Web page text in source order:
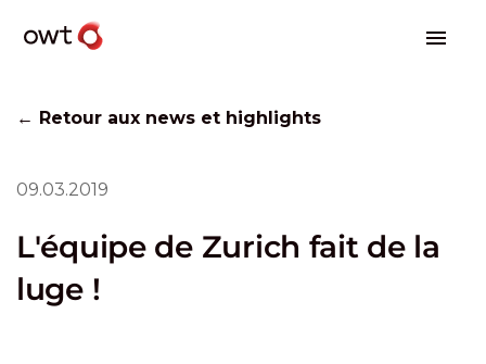
← Retour aux news et highlights
09.03.2019
L'équipe de Zurich fait de la
luge !